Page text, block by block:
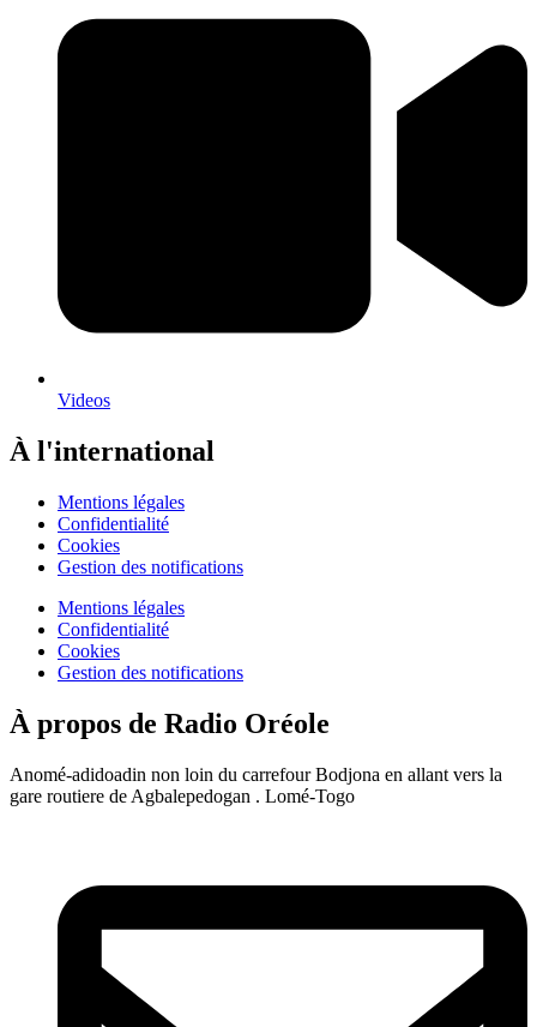
Videos
À l'international
Mentions légales
Confidentialité
Cookies
Gestion des notifications
Mentions légales
Confidentialité
Cookies
Gestion des notifications
À propos de Radio Oréole
Anomé-adidoadin non loin du carrefour Bodjona en allant vers la
gare routiere de Agbalepedogan . Lomé-Togo